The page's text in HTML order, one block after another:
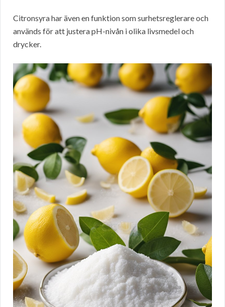
Citronsyra har även en funktion som surhetsreglerare och
används för att justera pH-nivån i olika livsmedel och
drycker.